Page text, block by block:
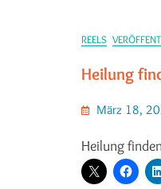
REELS
Heilung
März 18,
Heilung